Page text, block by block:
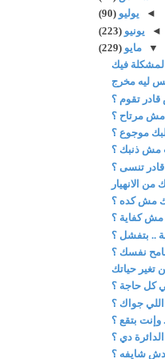
◄ يوليو(90)
◄ يونيو(223)
▼مايو(229)
فيك
ليه مخرج
تقوم ؟
مرتاح ؟
موجوع ؟
مش ذنبك ؟
تنسى ؟
الانهيار
مش كده ؟
كفاية ؟
.. بتفشل ؟
نفسك ؟
حياتك
كل حاجة ؟
جواك ؟
بتقع ؟
دي ؟
شايفه ؟